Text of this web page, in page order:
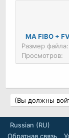
MA FIBO +
Размер файла:
Просмотров:
(Вы должны
Russian (RU)
Обратная связь